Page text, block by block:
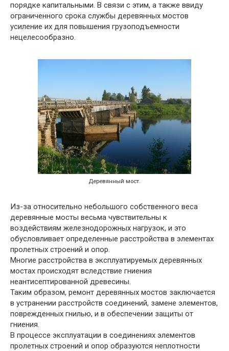
порядке капитальными. В связи с этим, а также ввиду
ограниченного срока службы деревянных мостов
усиление их для повышения грузоподъемности
нецелесообразно.
Деревянный мост.
Из-за относительно небольшого собственного веса
деревянные мосты весьма чувствительны к
воздействиям железнодорожных нагрузок, и это
обусловливает определенные расстройства в элементах
пролетных строений и опор.
Многие расстройства в эксплуатируемых деревянных
мостах происходят вследствие гниения
неантисептированной древесины.
Таким образом, ремонт деревянных мостов заключается
в устранении расстройств соединений, замене элементов,
поврежденных гнилью, и в обеспечении защиты от
гниения.
В процессе эксплуатации в соединениях элементов
пролетных строений и опор образуются неплотности